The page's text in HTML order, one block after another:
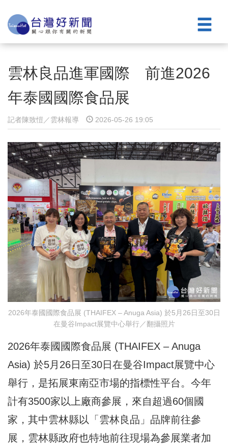
雲林良品進軍國際 前進2026
年泰國國際食品展
記者陳致愷／雲林報導 2026-05-26 19:05
2026年泰國國際食品展 (THAIFEX – Anuga Asia) 於5月26日至30日
在曼谷Impact展覽中心舉行／翻攝照片
2026年泰國國際食品展 (THAIFEX – Anuga
Asia) 於5月26日至30日在曼谷Impact展覽中心
舉行，是拓展東南亞市場的指標性平台。今年
計有3500家以上廠商參展，來自超過60個國
家，其中雲林縣以「雲林良品」品牌前往參
展，雲林縣政府也特地前往現場為參展業者加